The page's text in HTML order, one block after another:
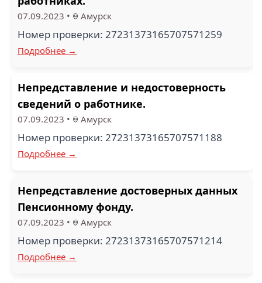
07.09.2023 • Амурск
Номер проверки: 27231373165707571259
Подробнее →
Непредставление и недостоверность
сведений о работнике.
07.09.2023 • Амурск
Номер проверки: 27231373165707571188
Подробнее →
Непредставление достоверных данных
Пенсионному фонду.
07.09.2023 • Амурск
Номер проверки: 27231373165707571214
Подробнее →